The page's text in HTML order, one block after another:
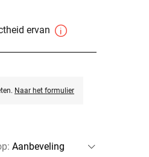
ervan
Naar het formulier
: